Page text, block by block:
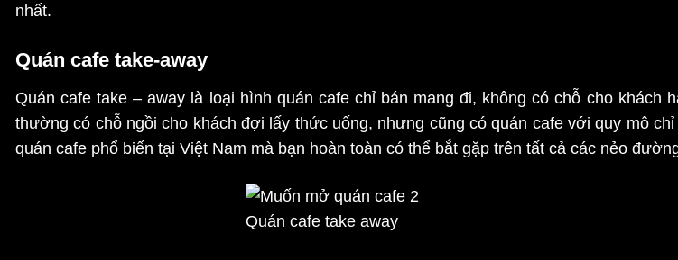
nhất.
Quán cafe take-away
Quán cafe take – away là loại hình quán cafe chỉ bán mang đi, không có chỗ cho
thường có chỗ ngồi cho khách đợi lấy thức uống, nhưng cũng có quán cafe với quy mô
quán cafe phổ biến tại Việt Nam mà bạn hoàn toàn có thể bắt gặp trên tất cả các nẻo
Quán cafe take away